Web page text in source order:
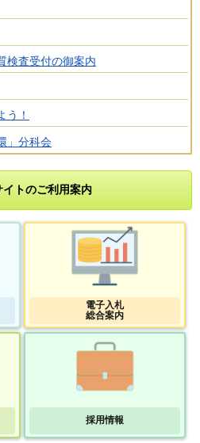
検査受付の御案内
う！
」分科会
イトのご利用案内
電子入札
総合案内
採用情報